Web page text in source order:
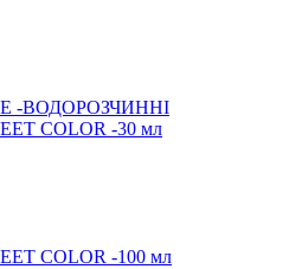
-ВОДОРОЗЧИННІ
COLOR -30 мл
COLOR -100 мл